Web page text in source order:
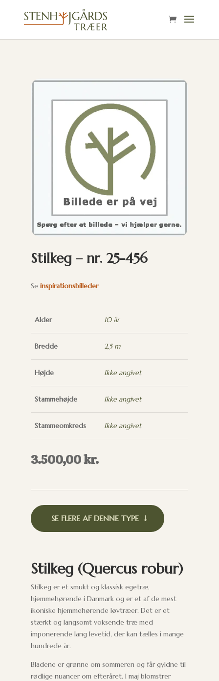
Stilkeg – nr. 25-456
Se inspirationsbilleder
Alder 10 år
Bredde 2,5 m
Højde Ikke angivet
Stammehøjde Ikke angivet
Stammeomkreds Ikke angivet
3.500,00kr.
SE FLERE AF DENNE TYPE
Stilkeg (Quercus robur)
Stilkeg er et smukt og klassisk egetræ,
hjemmehørende i Danmark og er et af de mest
ikoniske hjemmehørende løvtræer. Det er et
stærkt og langsomt voksende træ med
imponerende lang levetid, der kan tælles i mange
hundrede år.
Bladene er grønne om sommeren og får gyldne til
rødlige nuancer om efteråret. I maj blomstrer